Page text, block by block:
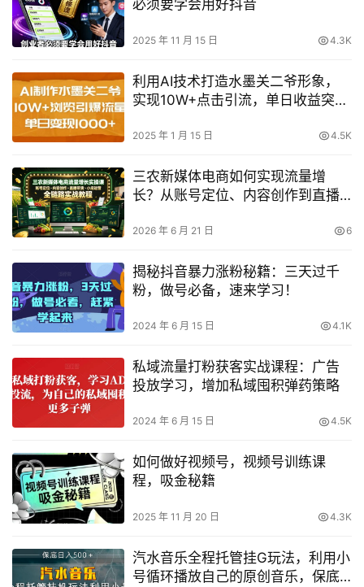
必须要学会用好抖音
2025 年 11 月 15 日 4.3K
利用AI技术打造水墨关二爷形象，
实现10W+点击引流，单日收益突破
2025 年 1 月 15 日 4.5K
三农新媒体电商如何实现流量增
长？从账号定位、内容创作到直播
2026 年 6 月 21 日 6
揭秘抖音暴力涨粉秘籍：三天过千
粉，做号必备，速来学习！
2024 年 6 月 15 日 4.1K
私域流量打粉获客实战课程：广告
投放学习，增加私域囤积弹药策略
2024 年 6 月 15 日 4.5K
如何做好视频号，视频号训练课
程，吸金秘籍
2025 年 11 月 20 日 4.3K
汽水音乐全程托管挂G玩法，利用小
号循环播放自己的原创音乐，保底